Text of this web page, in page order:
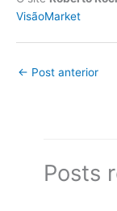
VisãoMarket
← Post anterior
Posts